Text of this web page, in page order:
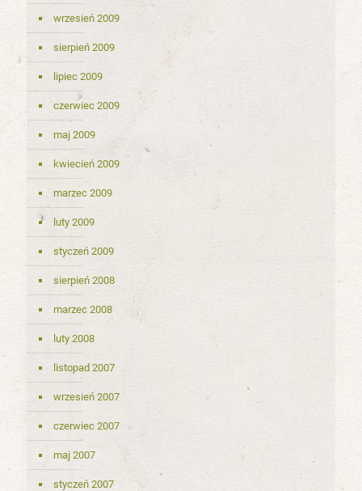
wrzesień 2009
sierpień 2009
lipiec 2009
czerwiec 2009
maj 2009
kwiecień 2009
marzec 2009
luty 2009
styczeń 2009
sierpień 2008
marzec 2008
luty 2008
listopad 2007
wrzesień 2007
czerwiec 2007
maj 2007
styczeń 2007